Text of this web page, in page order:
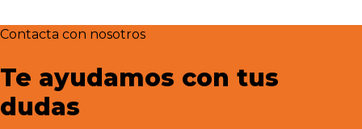
Contacta con nosotros
Te ayudamos con tus
dudas